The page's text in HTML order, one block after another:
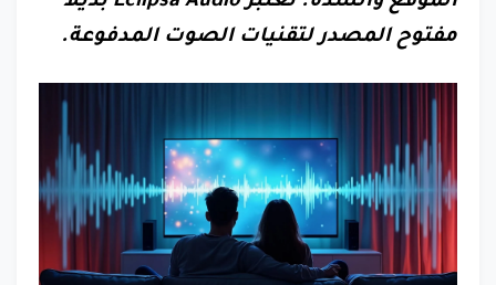
مفتوح المصدر لتقنيات الصوت المدفوعة.